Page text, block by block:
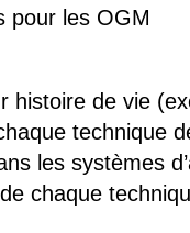
pour les OGM
histoire de vie
technique
les systèmes
chaque